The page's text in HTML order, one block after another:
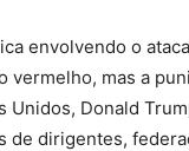
envolvendo o
vermelho, mas a
Donald
de dirigentes,